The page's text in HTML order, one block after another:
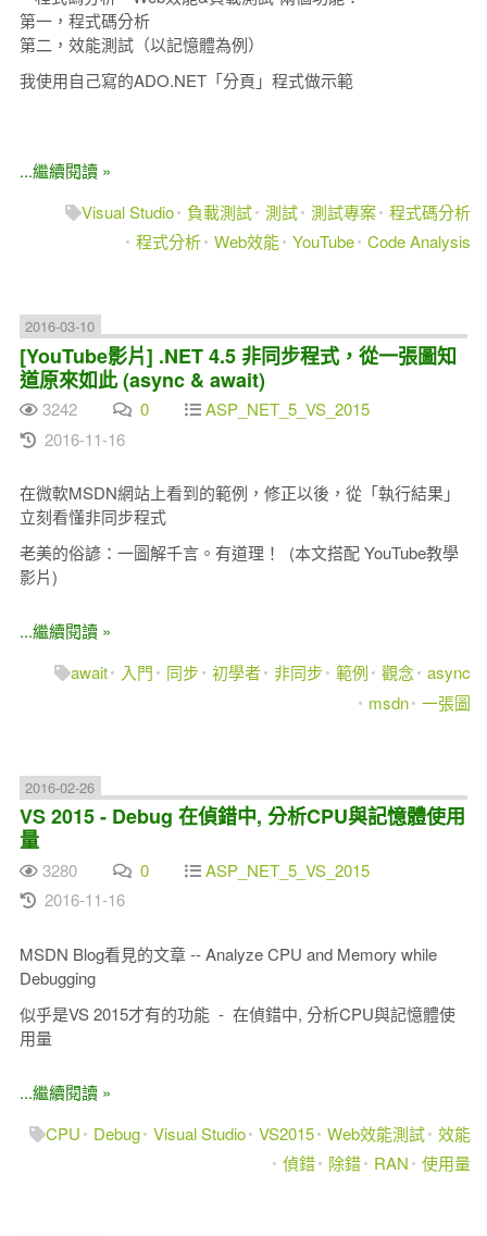
第一，程式碼分析
第二，效能測試（以記憶體為例）
我使用自己寫的ADO.NET「分頁」程式做示範
...繼續閱讀 »
Visual Studio
負載測試 測試 測試專案 程式碼分析
程式分析 Web效能 YouTube Code Analysis
2016-03-10
[YouTube影片] .NET 4.5 非同步程式，從一張圖知
道原來如此 (async & await)
3242 0
ASP_NET_5_VS_2015
2016-11-16
在微軟MSDN網站上看到的範例，修正以後，從「執行結果」
立刻看懂非同步程式
老美的俗諺：一圖解千言。有道理！ (本文搭配 YouTube教學
影片)
...繼續閱讀 »
await
入門 同步 初學者 非同步 範例 觀念
async
msdn 一張圖
2016-02-26
VS 2015 - Debug 在偵錯中, 分析CPU與記憶體使用
量
3280 0
ASP_NET_5_VS_2015
2016-11-16
MSDN Blog看見的文章 -- Analyze CPU and Memory while
Debugging
似乎是VS 2015才有的功能 - 在偵錯中, 分析CPU與記憶體使
用量
...繼續閱讀 »
CPU
Debug Visual Studio VS2015 Web效能測試 效能
偵錯
除錯 RAN 使用量